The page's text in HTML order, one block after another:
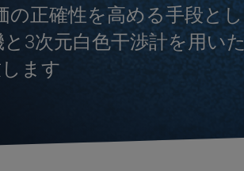
正確性を高める手段とし
3次元白色干渉計を用いた
ます